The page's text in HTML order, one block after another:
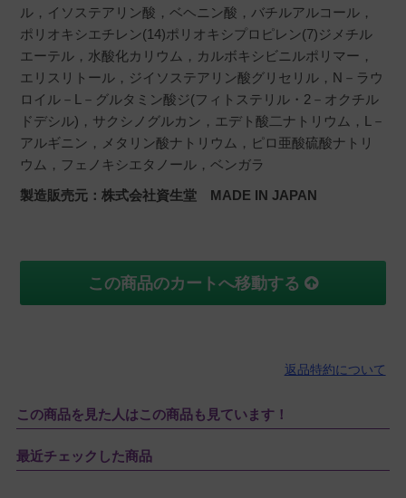
ル，イソステアリン酸，ベヘニン酸，バチルアルコール，
ポリオキシエチレン(14)ポリオキシプロピレン(7)ジメチル
エーテル，水酸化カリウム，カルボキシビニルポリマー，
エリスリトール，ジイソステアリン酸グリセリル，N－ラウ
ロイル－L－グルタミン酸ジ(フィトステリル・2－オクチル
ドデシル)，サクシノグルカン，エデト酸二ナトリウム，L－
アルギニン，メタリン酸ナトリウム，ピロ亜酸硫酸ナトリ
ウム，フェノキシエタノール，ベンガラ
製造販売元：株式会社資生堂 MADE IN JAPAN
この商品のカートへ移動する
返品特約について
この商品を見た人はこの商品も見ています！
最近チェックした商品